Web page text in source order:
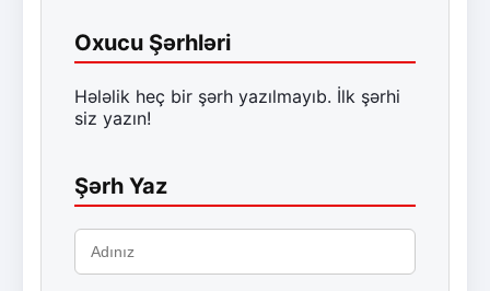
Oxucu Şərhləri
Hələlik heç bir şərh yazılmayıb. İlk şərhi
siz yazın!
Şərh Yaz